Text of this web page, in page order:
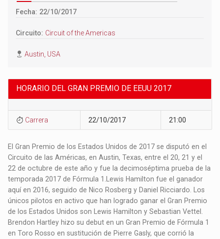
Fecha: 22/10/2017
Circuito: Circuit of the Americas
Austin, USA
HORARIO DEL GRAN PREMIO DE EEUU 2017
Carrera 22/10/2017 21:00
El Gran Premio de los Estados Unidos de 2017 se disputó en el
Circuito de las Américas, en Austin, Texas, entre el 20, 21 y el
22 de octubre de este año y fue la decimoséptima prueba de la
temporada 2017 de Fórmula 1.​ Lewis Hamilton fue el ganador
aquí en 2016, seguido de Nico Rosberg y Daniel Ricciardo. Los
únicos pilotos en activo que han logrado ganar el Gran Premio
de los Estados Unidos son Lewis Hamilton y Sebastian Vettel.
Brendon Hartley hizo su debut en un Gran Premio de Fórmula 1
en Toro Rosso en sustitución de Pierre Gasly, que corrió la